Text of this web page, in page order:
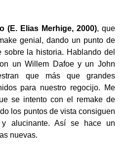
(E. Elias Merhige, 2000), que
genial, dando un punto de
la historia. Hablando del
un Willem Dafoe y un John
que más que grandes
para nuestro regocijo. Me
se intento con el remake de
los puntos de vista consiguen
y alucinante. Así se hace un
nuevas.